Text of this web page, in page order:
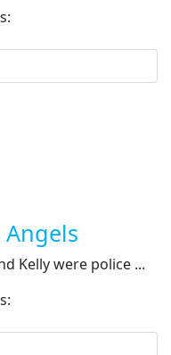
Kelly were police ...